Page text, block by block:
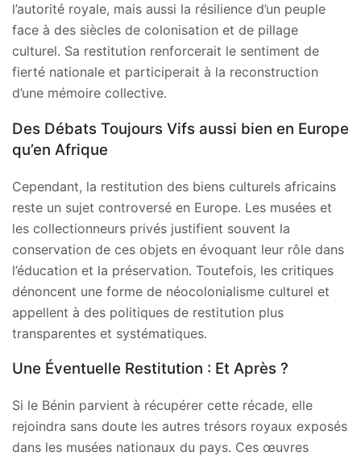
l’autorité royale, mais aussi la résilience d’un peuple
face à des siècles de colonisation et de pillage
culturel. Sa restitution renforcerait le sentiment de
fierté nationale et participerait à la reconstruction
d’une mémoire collective.
Des Débats Toujours Vifs aussi bien en Europe
qu’en Afrique
Cependant, la restitution des biens culturels africains
reste un sujet controversé en Europe. Les musées et
les collectionneurs privés justifient souvent la
conservation de ces objets en évoquant leur rôle dans
l’éducation et la préservation. Toutefois, les critiques
dénoncent une forme de néocolonialisme culturel et
appellent à des politiques de restitution plus
transparentes et systématiques.
Une Éventuelle Restitution : Et Après ?
Si le Bénin parvient à récupérer cette récade, elle
rejoindra sans doute les autres trésors royaux exposés
dans les musées nationaux du pays. Ces œuvres